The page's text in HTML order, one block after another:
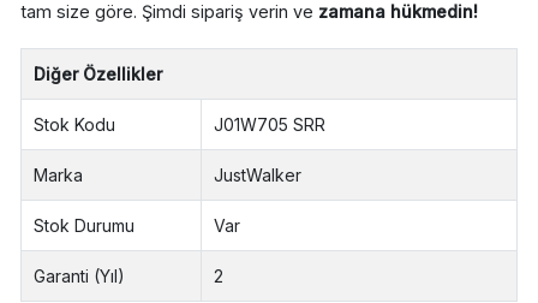
tam size göre. Şimdi sipariş verin ve zamana hükmedin!
Diğer Özellikler
Stok Kodu J01W705 SRR
Marka JustWalker
Stok Durumu Var
Garanti (Yıl) 2